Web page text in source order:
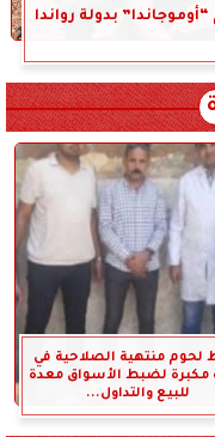
بدولة رواندا
لحوم منتهية الصلاحية في
مكبرة لضبط الأسواق معدة
للبيع والتداول...